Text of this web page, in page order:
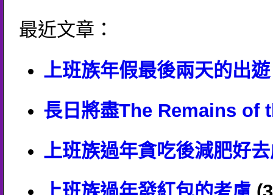
最近文章：
上班族年假最後兩天的出遊
長日將盡The Remains of
上班族過年貪吃後減肥好